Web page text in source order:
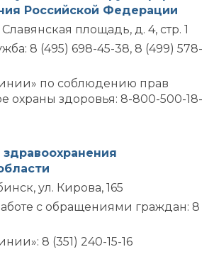
Российской Федерации
площадь, д. 4, стр. 1
8 (495) 698-45-38, 8 (499) 578-
по соблюдению прав
охраны здоровья: 8-800-500-18-
ул. Кирова, 165
с обращениями граждан: 8
8 (351) 240-15-16